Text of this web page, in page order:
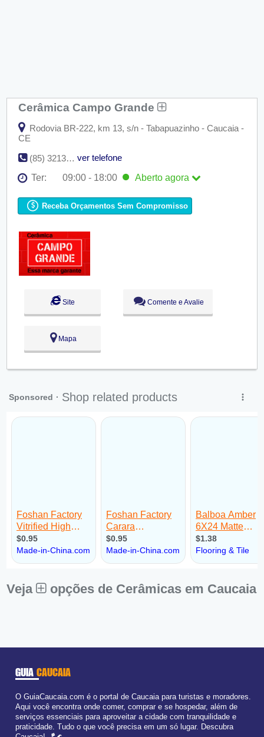
Cerâmica Campo Grande
Rodovia BR-222, km 13, s/n - Tabapuazinho - Caucaia -
CE
(85) 3213-6856 / (85) 3061-0062 / (85) 3062-4584
ver telefone
Ter:
09:00 - 18:00 Aberto agora
Ter:
09:00 - 18:00 Abertoagora
Qua:
09:00 - 18:00
Sex:
Fechado
Dom:
Fechado
Receba Orçamentos Sem Compromisso
Site Comente e Avalie
Mapa
Veja opções de Cerâmicas em Caucaia
GUIA CAUCAIA
O GuiaCaucaia.com é o portal de Caucaia para turistas e moradores.
Aqui você encontra onde comer, comprar e se hospedar, além de
serviços essenciais para aproveitar a cidade com tranquilidade e
praticidade. Tudo o que você precisa em um só lugar. Descubra